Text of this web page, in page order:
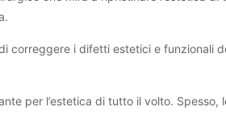
correggere i difetti estetici e funzionali
per l’estetica di tutto il volto.